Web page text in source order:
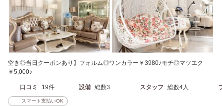
空き◎当日クーポンあり】フォルム◎ワンカラー￥3980♪モチ◎マツエク
￥5,000♪
口コミ 19件 設備 総数3 スタッフ 総数4人
スマート支払いOK